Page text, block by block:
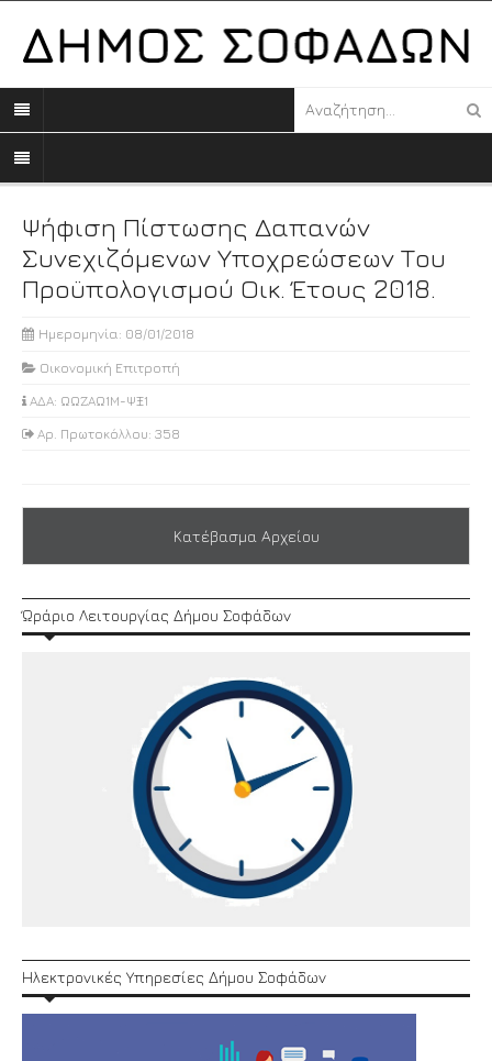
Ψήφιση Πίστωσης Δαπανών
Συνεχιζόμενων Υποχρεώσεων Του
Προϋπολογισμού Οικ. Έτους 2018.
Ημερομηνία: 08/01/2018
Οικονομική Επιτροπή
ΑΔΑ: ΩΩΖΑΩ1Μ-ΨΞ1
Αρ. Πρωτοκόλλου: 358
Κατέβασμα Αρχείου
Ώράριο Λειτουργίας Δήμου Σοφάδων
Ηλεκτρονικές Υπηρεσίες Δήμου Σοφάδων